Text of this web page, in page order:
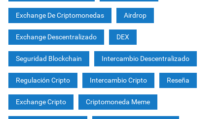
Exchange De Criptomonedas Airdrop
Exchange Descentralizado DEX
Seguridad Blockchain Intercambio Descentralizado
Regulación Cripto Intercambio Cripto Reseña
Exchange Cripto Criptomoneda Meme